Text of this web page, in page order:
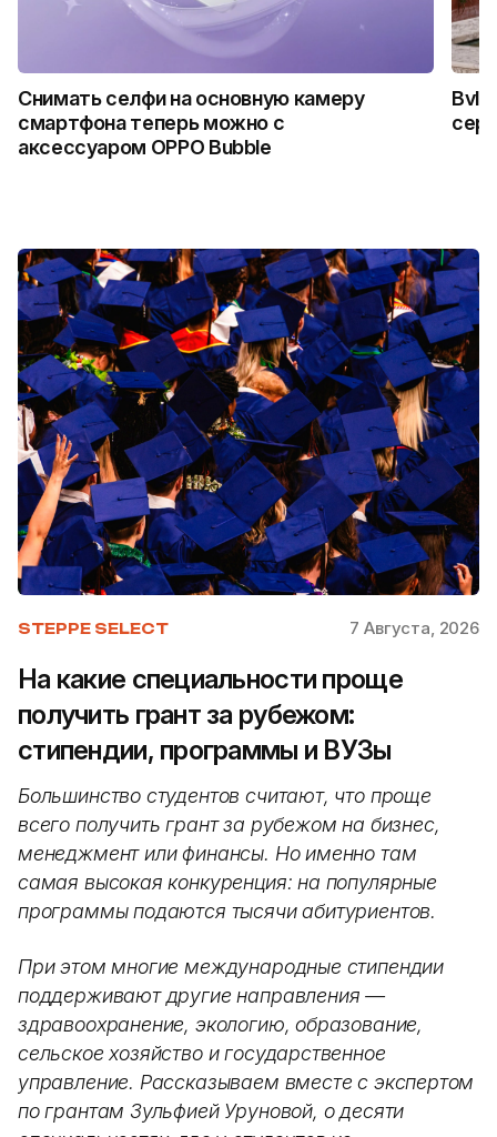
Снимать селфи на основную камеру
смартфона теперь можно с
аксессуаром OPPO Bubble
STEPPE SELECT 7 Августа, 2026
На какие специальности проще
получить грант за рубежом:
стипендии, программы и ВУЗы
Большинство студентов считают, что проще
всего получить грант за рубежом на бизнес,
менеджмент или финансы. Но именно там
самая высокая конкуренция: на популярные
программы подаются тысячи абитуриентов.
При этом многие международные стипендии
поддерживают другие направления —
здравоохранение, экологию, образование,
сельское хозяйство и государственное
управление. Рассказываем вместе с экспертом
по грантам Зульфией Уруновой, о десяти